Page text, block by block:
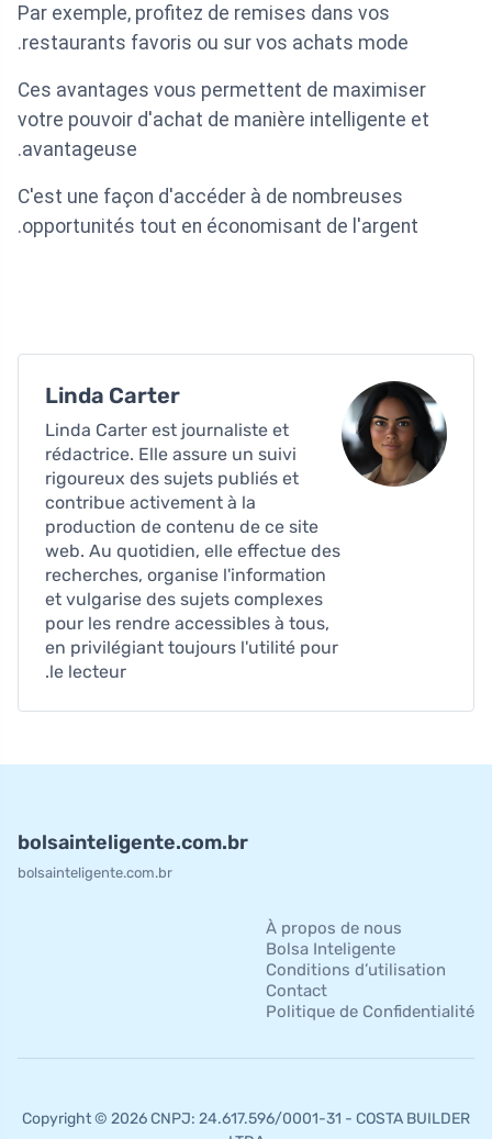
Par exemple, profitez de remises dans vos
restaurants favoris ou sur vos achats mode.
Ces avantages vous permettent de maximiser
votre pouvoir d'achat de manière intelligente et
avantageuse.
C'est une façon d'accéder à de nombreuses
opportunités tout en économisant de l'argent.
Linda Carter
Linda Carter est journaliste et
rédactrice. Elle assure un suivi
rigoureux des sujets publiés et
contribue activement à la
production de contenu de ce site
web. Au quotidien, elle effectue des
recherches, organise l'information
et vulgarise des sujets complexes
pour les rendre accessibles à tous,
en privilégiant toujours l'utilité pour
le lecteur.
bolsainteligente.com.br
bolsainteligente.com.br
À propos de nous
Bolsa Inteligente
Conditions d’utilisation
Contact
Politique de Confidentialité
Copyright © 2026 CNPJ: 24.617.596/0001-31 - COSTA BUILDER